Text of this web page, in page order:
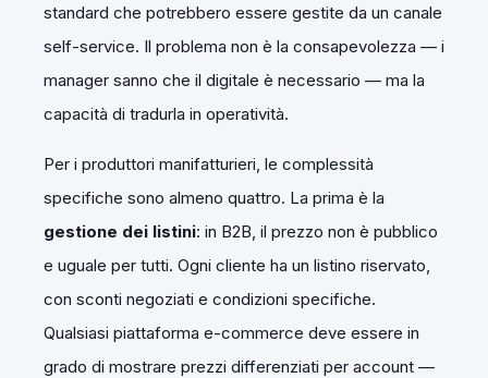
standard che potrebbero essere gestite da un canale
self-service. Il problema non è la consapevolezza — i
manager sanno che il digitale è necessario — ma la
capacità di tradurla in operatività.
Per i produttori manifatturieri, le complessità
specifiche sono almeno quattro. La prima è la
gestione dei listini: in B2B, il prezzo non è pubblico
e uguale per tutti. Ogni cliente ha un listino riservato,
con sconti negoziati e condizioni specifiche.
Qualsiasi piattaforma e-commerce deve essere in
grado di mostrare prezzi differenziati per account —